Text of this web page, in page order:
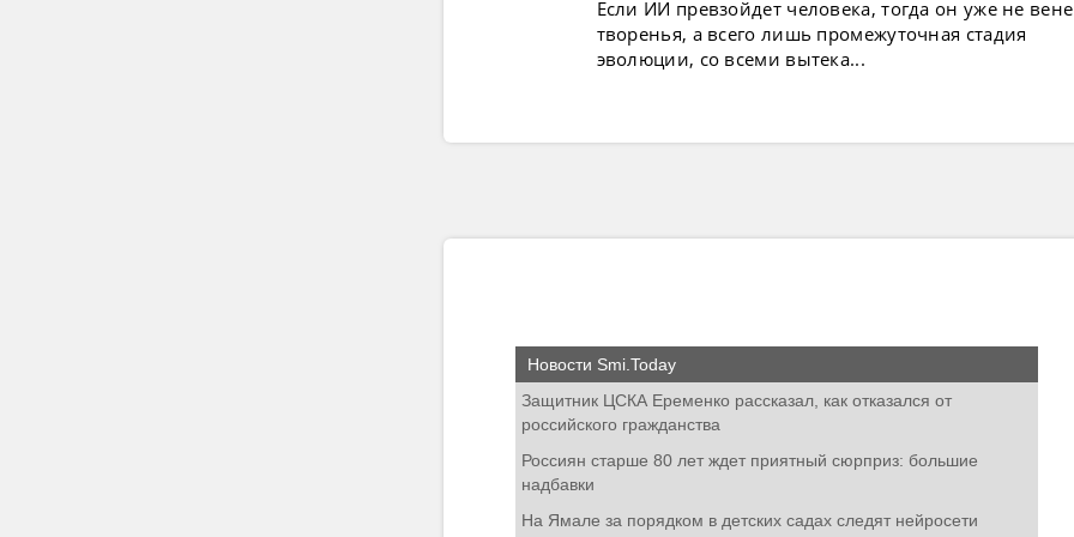
Если ИИ превзойдет человека, тогда он уже не
творенья, а всего лишь промежуточная стадия
эволюции, со всеми вытека...